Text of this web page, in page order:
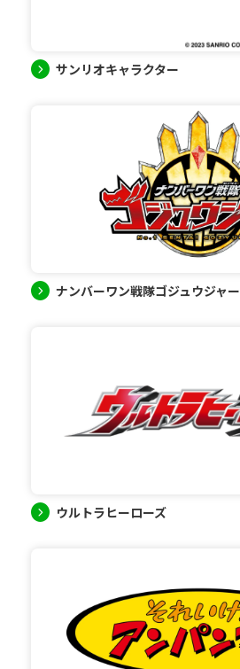
サンリオキャラクター
ナンバーワン戦隊ゴジュウジャー
ウルトラヒーローズ